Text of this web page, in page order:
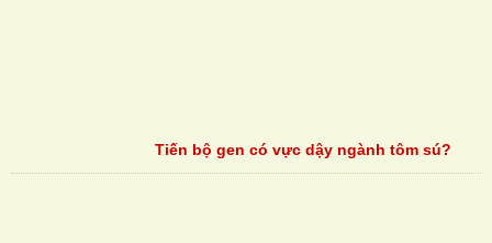
Tiến bộ gen có vực dậy ngành tôm sú?